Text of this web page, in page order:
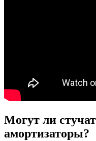
Могут ли
амортизаторы?